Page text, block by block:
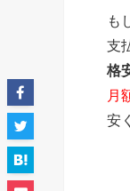
も
支
格
月
安